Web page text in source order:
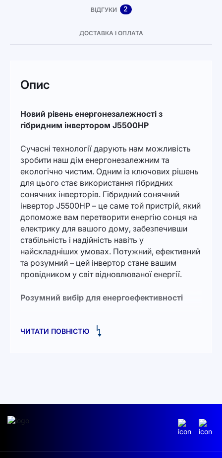
ВІДГУКИ 2
ДОСТАВКА І ОПЛАТА
Опис
Новий рівень енергонезалежності з
гібридним інвертором J5500HP
Сучасні технології дарують нам можливість
зробити наш дім енергонезалежним та
екологічно чистим. Одним із ключових рішень
для цього стає використання гібридних
сонячних інверторів. Гібридний сонячний
інвертор J5500HP – це саме той пристрій, який
допоможе вам перетворити енергію сонця на
електрику для вашого дому, забезпечивши
стабільність і надійність навіть у
найскладніших умовах. Потужний, ефективний
та розумний – цей інвертор стане вашим
провідником у світ відновлюваної енергії.
Розумний вибір для енергоефективності
забезпечувати дім електрикою, але й робити
освітлювальні прилади, цей інвертор
впорається з навантаженням і забезпечить
ЧИТАТИ ПОВНІСТЮ